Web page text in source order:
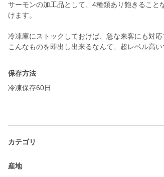
サーモンの加工品として、4種類あり飽きるこ
けます。
冷凍庫にストックしておけば、急な来客にも対応
保存方法
冷凍保存60日
カテゴリ
産地